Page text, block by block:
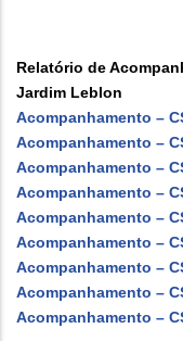
Relatório de
Jardim Leblon
Acompanhamento –
Acompanhamento –
Acompanhamento –
Acompanhamento –
Acompanhamento –
Acompanhamento –
Acompanhamento –
Acompanhamento –
Acompanhamento –